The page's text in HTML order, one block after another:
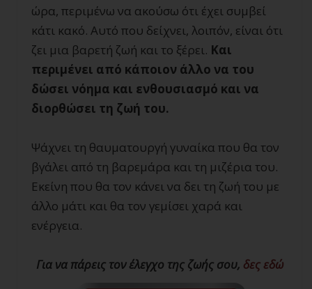
ώρα, περιμένω να ακούσω ότι έχει συμβεί
κάτι κακό. Αυτό που δείχνει, λοιπόν, είναι ότι
ζει μια βαρετή ζωή και το ξέρει. Και
περιμένει από κάποιον άλλο να του
δώσει νόημα και ενθουσιασμό και να
διορθώσει τη ζωή του.
Ψάχνει τη θαυματουργή γυναίκα που θα τον
βγάλει από τη βαρεμάρα και τη μιζέρια του.
Εκείνη που θα τον κάνει να δει τη ζωή του με
άλλο μάτι και θα τον γεμίσει χαρά και
ενέργεια.
Για να πάρεις τον έλεγχο της ζωής σου, δες εδώ